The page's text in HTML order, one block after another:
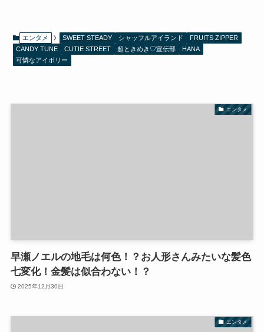
エンタメ SWEET STEADY シャッフルアイランド
FRUITS ZIPPER
CANDY TUNE
CUTIE STREET 超ときめき♡宣伝部
HANA
可憐なアイボリー
エンタメ
早瀬ノエルの地毛は何色！？お人形さんみたいな髪色
七変化！金髪は似合わない！？
2025年12月30日
エンタメ